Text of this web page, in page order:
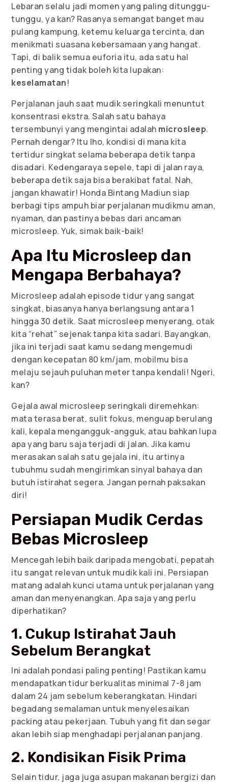
Lebaran selalu jadi momen yang paling ditunggu-
tunggu, ya kan? Rasanya semangat banget mau
pulang kampung, ketemu keluarga tercinta, dan
menikmati suasana kebersamaan yang hangat.
Tapi, di balik semua euforia itu, ada satu hal
penting yang tidak boleh kita lupakan:
keselamatan!
Perjalanan jauh saat mudik seringkali menuntut
konsentrasi ekstra. Salah satu bahaya
tersembunyi yang mengintai adalah microsleep.
Pernah dengar? Itu lho, kondisi di mana kita
tertidur singkat selama beberapa detik tanpa
disadari. Kedengaraya sepele, tapi di jalan raya,
beberapa detik saja bisa berakibat fatal. Nah,
jangan khawatir! Honda Bintang Madiun siap
berbagi tips ampuh biar perjalanan mudikmu aman,
nyaman, dan pastinya bebas dari ancaman
microsleep. Yuk, simak baik-baik!
Apa Itu Microsleep dan
Mengapa Berbahaya?
Microsleep adalah episode tidur yang sangat
singkat, biasanya hanya berlangsung antara 1
hingga 30 detik. Saat microsleep menyerang, otak
kita “rehat” sejenak tanpa kita sadari. Bayangkan,
jika ini terjadi saat kamu sedang mengemudi
dengan kecepatan 80 km/jam, mobilmu bisa
melaju sejauh puluhan meter tanpa kendali! Ngeri,
kan?
Gejala awal microsleep seringkali diremehkan:
mata terasa berat, sulit fokus, menguap berulang
kali, kepala mengangguk-angguk, atau bahkan lupa
apa yang baru saja terjadi di jalan. Jika kamu
merasakan salah satu gejala ini, itu artinya
tubuhmu sudah mengirimkan sinyal bahaya dan
butuh istirahat segera. Jangan pernah paksakan
diri!
Persiapan Mudik Cerdas
Bebas Microsleep
Mencegah lebih baik daripada mengobati, pepatah
itu sangat relevan untuk mudik kali ini. Persiapan
matang adalah kunci utama untuk perjalanan yang
aman dan menyenangkan. Apa saja yang perlu
diperhatikan?
1. Cukup Istirahat Jauh
Sebelum Berangkat
Ini adalah pondasi paling penting! Pastikan kamu
mendapatkan tidur berkualitas minimal 7-8 jam
dalam 24 jam sebelum keberangkatan. Hindari
begadang semalaman untuk menyelesaikan
packing atau pekerjaan. Tubuh yang fit dan segar
akan lebih siap menghadapi perjalanan panjang.
2. Kondisikan Fisik Prima
Selain tidur, jaga juga asupan makanan bergizi dan